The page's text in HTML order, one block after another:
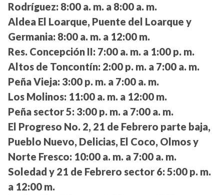
Rodríguez: 8:00 a. m. a 8:00 a. m.
Aldea El Loarque, Puente del Loarque y
Germania: 8:00 a. m. a 12:00 m.
Res. Concepción II: 7:00 a. m. a 1:00 p. m.
Altos de Toncontín: 2:00 p. m. a 7:00 a. m.
Peña Vieja: 3:00 p. m. a 7:00 a. m.
Los Molinos: 11:00 a. m. a 12:00 m.
Peña sector 5: 3:00 p. m. a 7:00 a. m.
El Progreso No. 2, 21 de Febrero parte baja,
Pueblo Nuevo, Delicias, El Coco, Olmos y
Norte Fresco: 10:00 a. m. a 7:00 a. m.
Soledad y 21 de Febrero sector 6: 5:00 p. m.
a 12:00 m.